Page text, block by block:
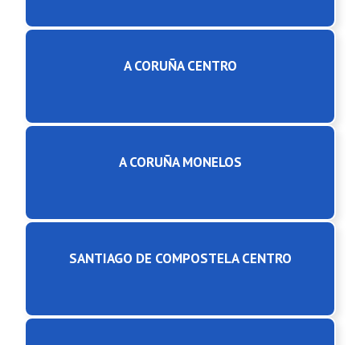
A CORUÑA CENTRO
A CORUÑA MONELOS
SANTIAGO DE COMPOSTELA CENTRO